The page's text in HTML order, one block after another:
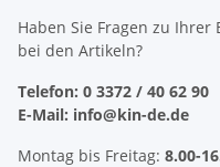
Haben Sie Fragen zu
bei den Artikeln?
Telefon: 0 3372 / 40 62 90
E-Mail: info@kin-de.de
Montag bis Freitag: 8.00-